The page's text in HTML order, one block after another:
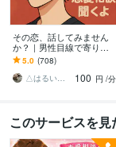
その恋、話してみません
か？｜男性目線で寄り添
います 女性限定！恋愛経
験が豊富な30代男性が、
本音を受け止めます✨
5.0 (708)
△はるいち△
100 円 /分
このサービスを